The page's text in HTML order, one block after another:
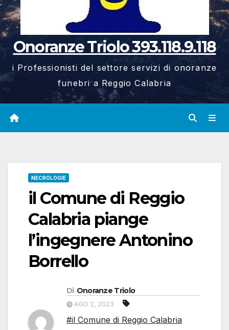
Onoranze Triolo 393.118.9.118
i Professionisti del settore servizi di onoranze
funebri a Reggio Calabria
NECROLOGIE
il Comune di Reggio
Calabria piange
l’ingegnere Antonino
Borrello
Di Onoranze Triolo
AGO 2, 2023
#il Comune di Reggio Calabria